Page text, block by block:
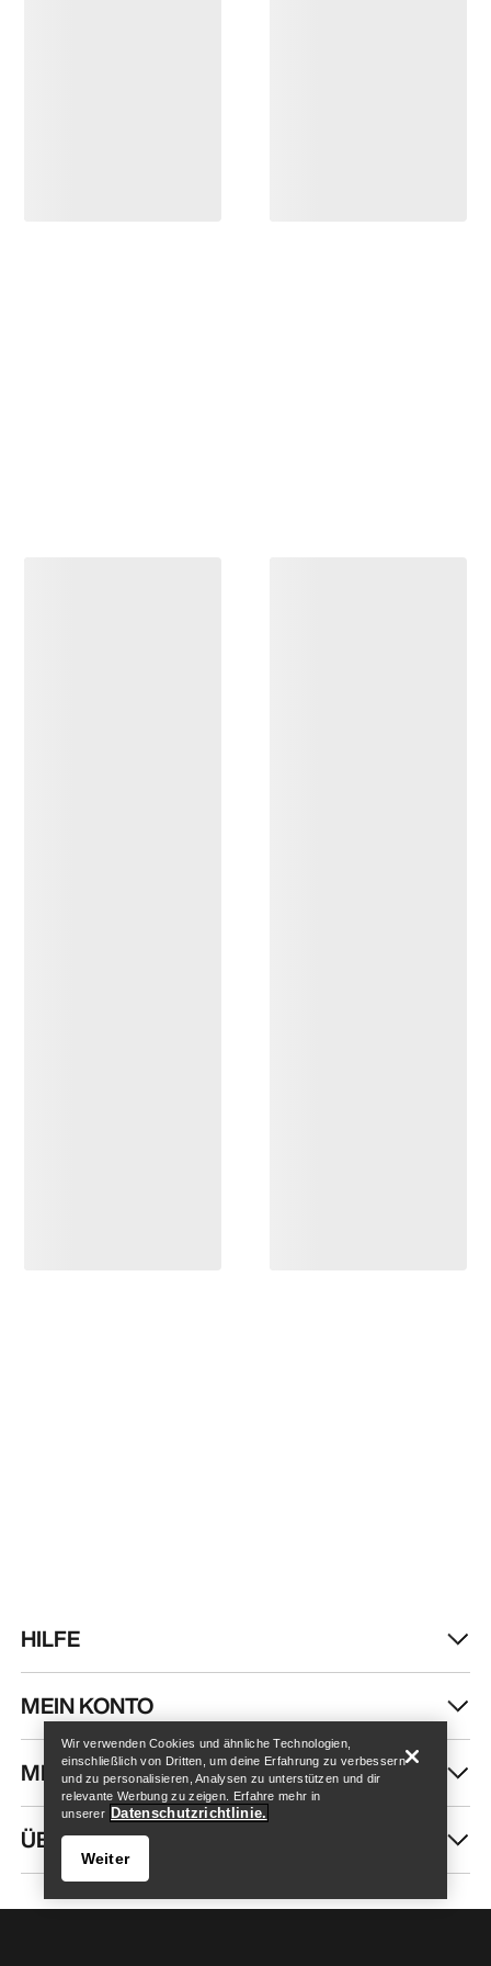
Store finden Help
HILFE
MEIN KONTO
MEHR SHOPPEN
ÜBER UNS
Wir verwenden Cookies und ähnliche Technologien,
einschließlich von Dritten, um deine Erfahrung zu verbessern
und zu personalisieren, Analysen zu unterstützen und dir
relevante Werbung zu zeigen. Erfahre mehr in
unserer Datenschutzrichtlinie.
Weiter